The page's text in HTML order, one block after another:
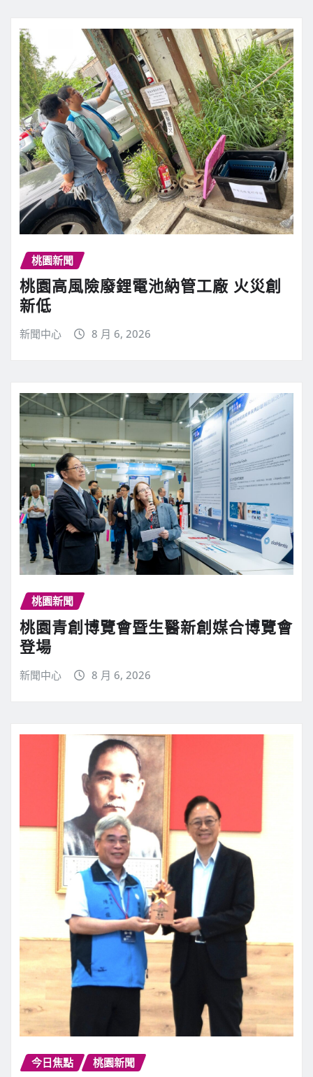
桃園新聞
桃園高風險廢鋰電池納管工廠 火災創
新低
新聞中心 8 月 6, 2026
桃園新聞
桃園青創博覽會暨生醫新創媒合博覽會
登場
新聞中心 8 月 6, 2026
今日焦點 桃園新聞